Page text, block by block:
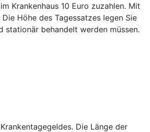
Krankenhaus 10 Euro zuzahlen. Mit
Höhe des Tagessatzes legen Sie
stationär behandelt werden müssen.
Die Länge der